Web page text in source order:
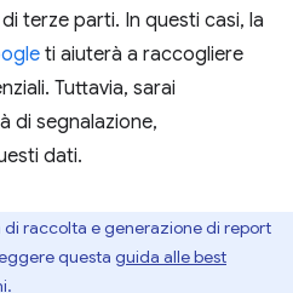
terze parti. In questi casi, la
ti aiuterà a raccogliere
Tuttavia, sarai
di segnalazione,
dati.
di raccolta e generazione di report
questa guida alle best